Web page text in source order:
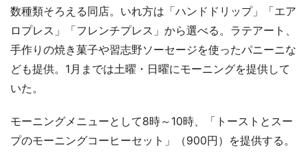
数種類そろえる同店。いれ方は「ハンドドリップ」「エア
ロプレス」「フレンチプレス」から選べる。ラテアート、
手作りの焼き菓子や習志野ソーセージを使ったパニーニな
ども提供。1月までは土曜・日曜にモーニングを提供して
いた。
モーニングメニューとして8時～10時、「トーストとスー
プのモーニングコーヒーセット」（900円）を提供する。